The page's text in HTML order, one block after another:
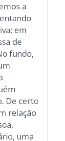
a
em
de
fundo,
De certo
relação
uma